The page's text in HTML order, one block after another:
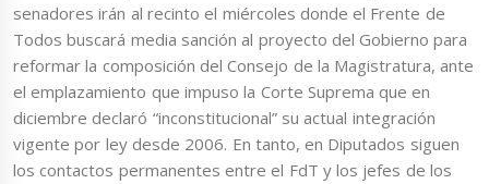
senadores irán al recinto el miércoles donde el Frente de
Todos buscará media sanción al proyecto del Gobierno para
reformar la composición del Consejo de la Magistratura, ante
el emplazamiento que impuso la Corte Suprema que en
diciembre declaró “inconstitucional” su actual integración
vigente por ley desde 2006. En tanto, en Diputados siguen
los contactos permanentes entre el FdT y los jefes de los